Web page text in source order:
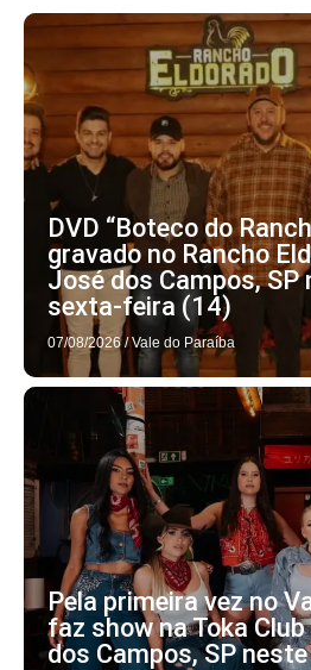
DVD “Boteco do
gravado no Rancho
José dos Campos, SP
sexta-feira (14)
07/08/2026 / Vale do Paraíba
Pela primeira vez no
faz show na Toka
dos Campos, SP